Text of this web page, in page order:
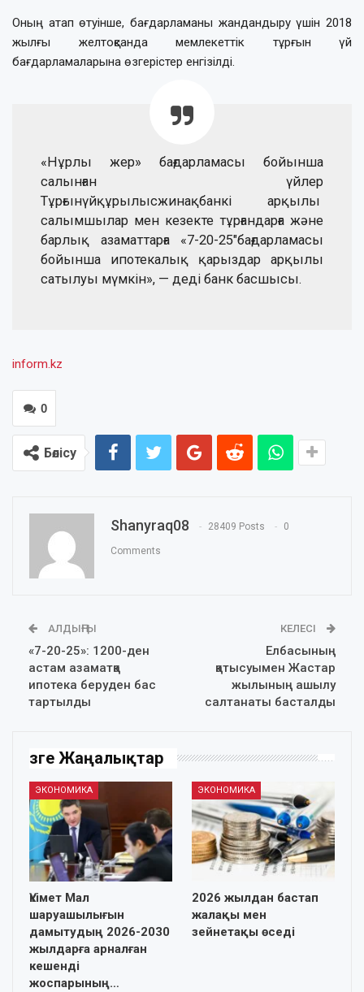
Оның атап өтуінше, бағдарламаны жандандыру үшін 2018
жылғы желтоқсанда мемлекеттік тұрғын үй
бағдарламаларына өзгерістер енгізілді.
«Нұрлы жер» бағдарламасы бойынша
салынған үйлер
Тұрғынүйқұрылысжинақбанкі арқылы
салымшылар мен кезекте тұрғандарға және
барлық азаматтарға «7-20-25″бағдарламасы
бойынша ипотекалық қарыздар арқылы
сатылуы мүмкін», — деді банк басшысы.
inform.kz
0
Бөлісу
Shanyraq08 28409 Posts 0
Comments
АЛДЫҢҒЫ
«7-20-25»: 1200-ден
астам азаматқа
ипотека беруден бас
тартылды
КЕЛЕСІ
Елбасының
қатысуымен Жастар
жылының ашылу
салтанаты басталды
Өзге Жаңалықтар
ЭКОНОМИКА
Үкімет Мал
шаруашылығын
дамытудың 2026-2030
жылдарға арналған
кешенді
жоспарының…
ЭКОНОМИКА
2026 жылдан бастап
жалақы мен
зейнетақы өседі